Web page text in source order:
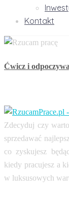
Kontakt
Ćwicz i
Zdecyduj czy
sprzedawać
co zyskujesz
kiedy pracujesz a
w luksusowych